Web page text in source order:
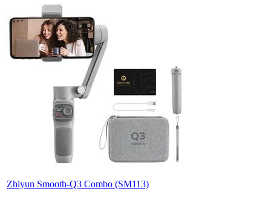
Zhiyun Smooth-Q3 Combo (SM113)